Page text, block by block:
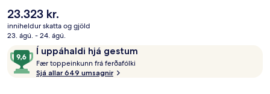
Núverandi
verð
er
23.323 kr.
23.323 kr.
inniheldur skatta og gjöld
23. ágú. - 24. ágú.
UmsagnirÍ uppáhaldi hjá gestum
9,6
af
10,
Fær toppeinkunn frá ferðafólki
Sjá allar 649 umsagnir